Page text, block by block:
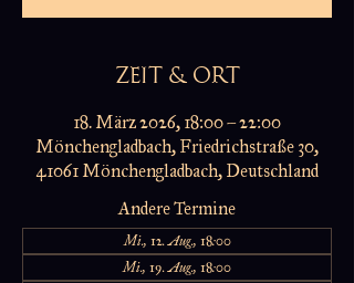
ZEIT & ORT
18. März 2026, 18:00 – 22:00
Mönchengladbach, Friedrichstraße 30,
41061 Mönchengladbach, Deutschland
Andere Termine
Mi., 12. Aug., 18:00
Mi., 19. Aug., 18:00